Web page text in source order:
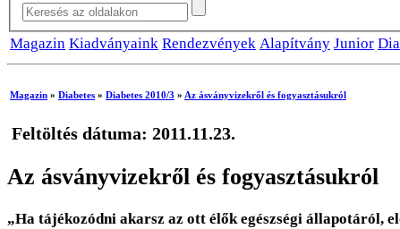
Magazin Kiadványaink Rendezvények Alapítvány Junior
Magazin » Diabetes » Diabetes 2010/3 » Az ásványvizekről és fogyasztásukról
Feltöltés dátuma: 2011.11.23.
Az ásványvizekről és fogyasztásukról
„Ha tájékozódni akarsz az ott élők egészségi állapotáról,